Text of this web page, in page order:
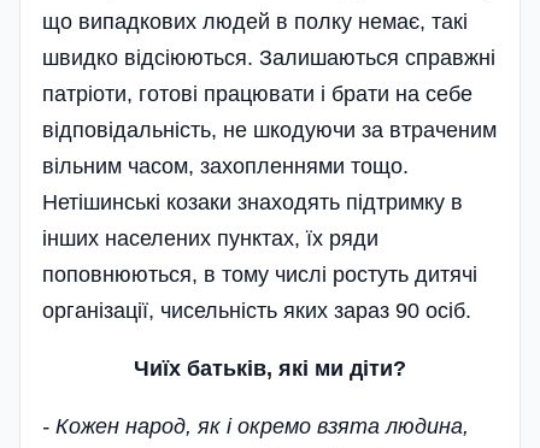
що випадкових людей в полку немає, такі
швидко відсіюються. Залишаються справжні
патріоти, готові працювати і брати на себе
відповідальність, не шкодуючи за втраченим
вільним часом, захопленнями тощо.
Нетішинські козаки знаходять підтримку в
інших населених пунктах, їх ряди
поповнюються, в тому числі ростуть дитячі
організації, чисельність яких зараз 90 осіб.
Чиїх батьків, які ми діти?
- Кожен народ, як і окремо взята людина,